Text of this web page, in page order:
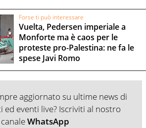
Forse ti può interessare
Vuelta, Pedersen imperiale a
Monforte ma è caos per le
proteste pro-Palestina: ne fa le
spese Javi Romo
aggiornato su ultime news di
eventi live? Iscriviti al nostro
canaleWhatsApp